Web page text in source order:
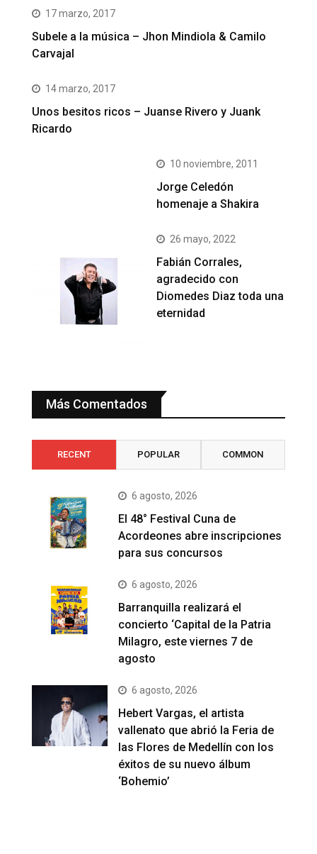
17 marzo, 2017
Subele a la música – Jhon Mindiola & Camilo
Carvajal
14 marzo, 2017
Unos besitos ricos – Juanse Rivero y Juank
Ricardo
10 noviembre, 2011
Jorge Celedón
homenaje a Shakira
26 mayo, 2022
Fabián Corrales,
agradecido con
Diomedes Diaz toda una
eternidad
Más Comentados
RECENT POPULAR COMMON
6 agosto, 2026
El 48° Festival Cuna de
Acordeones abre inscripciones
para sus concursos
6 agosto, 2026
Barranquilla realizará el
concierto ‘Capital de la Patria
Milagro, este viernes 7 de
agosto
6 agosto, 2026
Hebert Vargas, el artista
vallenato que abrió la Feria de
las Flores de Medellín con los
éxitos de su nuevo álbum
‘Bohemio’